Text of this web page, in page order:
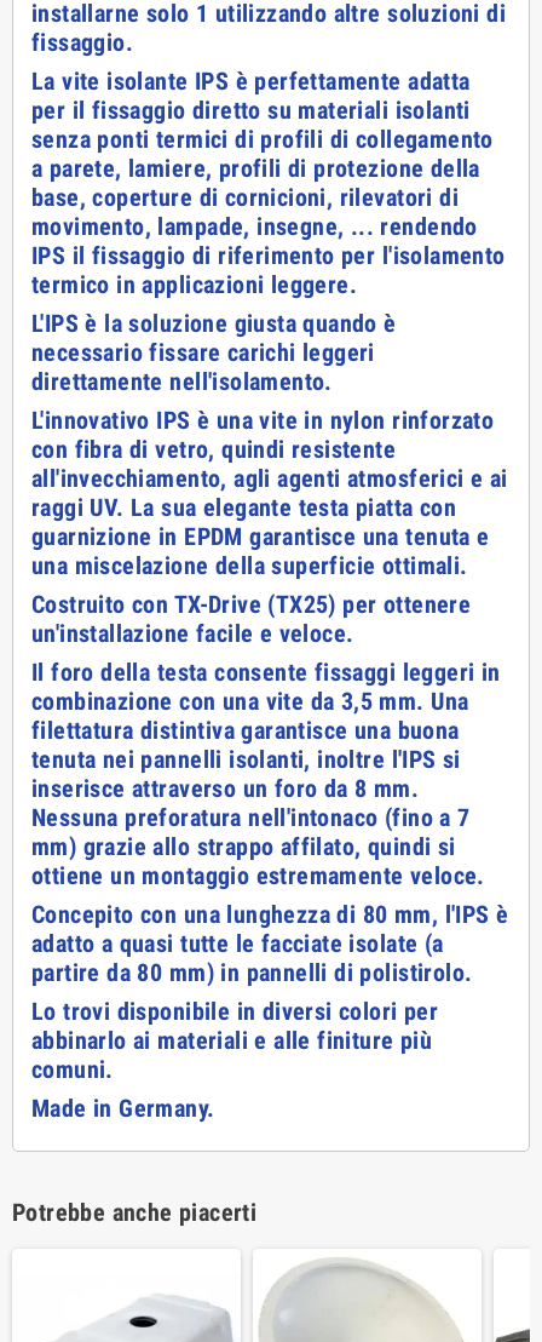
installarne solo 1 utilizzando altre soluzioni di
fissaggio.
La vite isolante IPS è perfettamente adatta
per il fissaggio diretto su materiali isolanti
senza ponti termici di profili di collegamento
a parete, lamiere, profili di protezione della
base, coperture di cornicioni, rilevatori di
movimento, lampade, insegne, ... rendendo
IPS il fissaggio di riferimento per l'isolamento
termico in applicazioni leggere.
L'IPS è la soluzione giusta quando è
necessario fissare carichi leggeri
direttamente nell'isolamento.
L'innovativo IPS è una vite in nylon rinforzato
con fibra di vetro, quindi resistente
all'invecchiamento, agli agenti atmosferici e ai
raggi UV. La sua elegante testa piatta con
guarnizione in EPDM garantisce una tenuta e
una miscelazione della superficie ottimali.
Costruito con TX-Drive (TX25) per ottenere
un'installazione facile e veloce.
Il foro della testa consente fissaggi leggeri in
combinazione con una vite da 3,5 mm. Una
filettatura distintiva garantisce una buona
tenuta nei pannelli isolanti, inoltre l'IPS si
inserisce attraverso un foro da 8 mm.
Nessuna preforatura nell'intonaco (fino a 7
mm) grazie allo strappo affilato, quindi si
ottiene un montaggio estremamente veloce.
Concepito con una lunghezza di 80 mm, l'IPS è
adatto a quasi tutte le facciate isolate (a
partire da 80 mm) in pannelli di polistirolo.
Lo trovi disponibile in diversi colori per
abbinarlo ai materiali e alle finiture più
comuni.
Made in Germany.
Potrebbe anche piacerti